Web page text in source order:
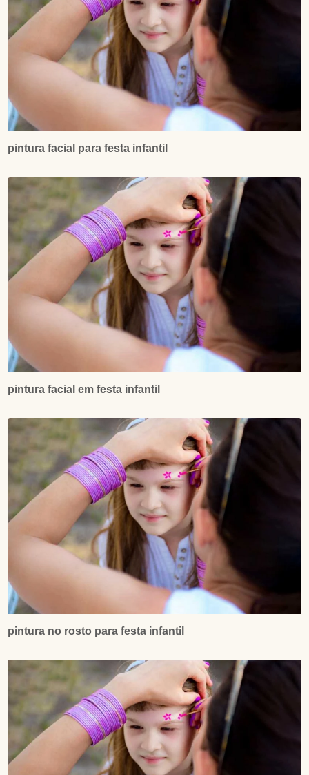
pintura facial para festa infantil
pintura facial em festa infantil
pintura no rosto para festa infantil